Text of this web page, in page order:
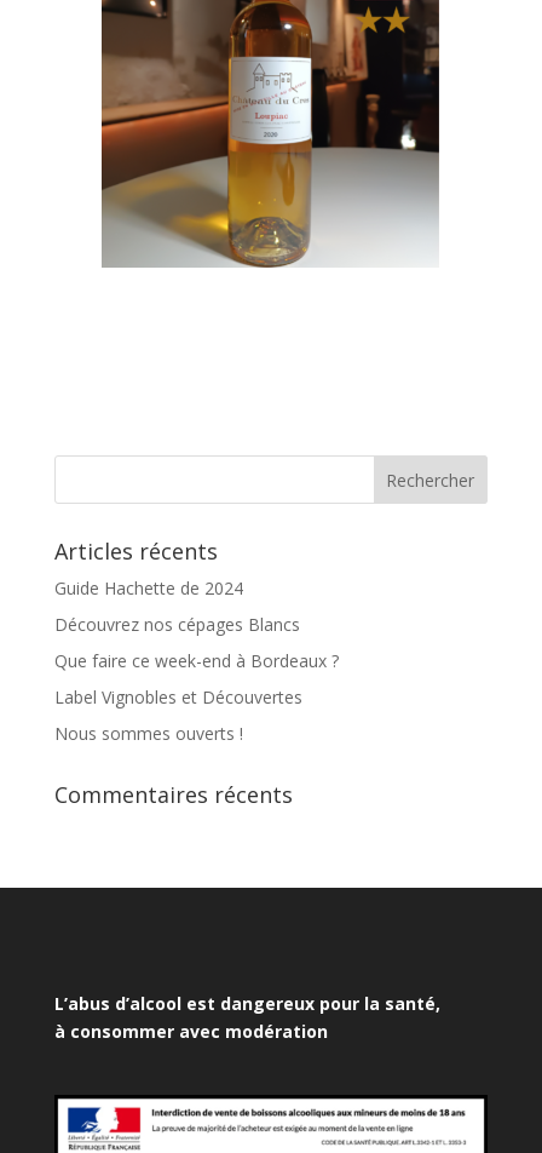
Articles récents
Guide Hachette de 2024
Découvrez nos cépages Blancs
Que faire ce week-end à Bordeaux ?
Label Vignobles et Découvertes
Nous sommes ouverts !
Commentaires récents
L’abus d’alcool est dangereux pour la santé,
à consommer avec modération